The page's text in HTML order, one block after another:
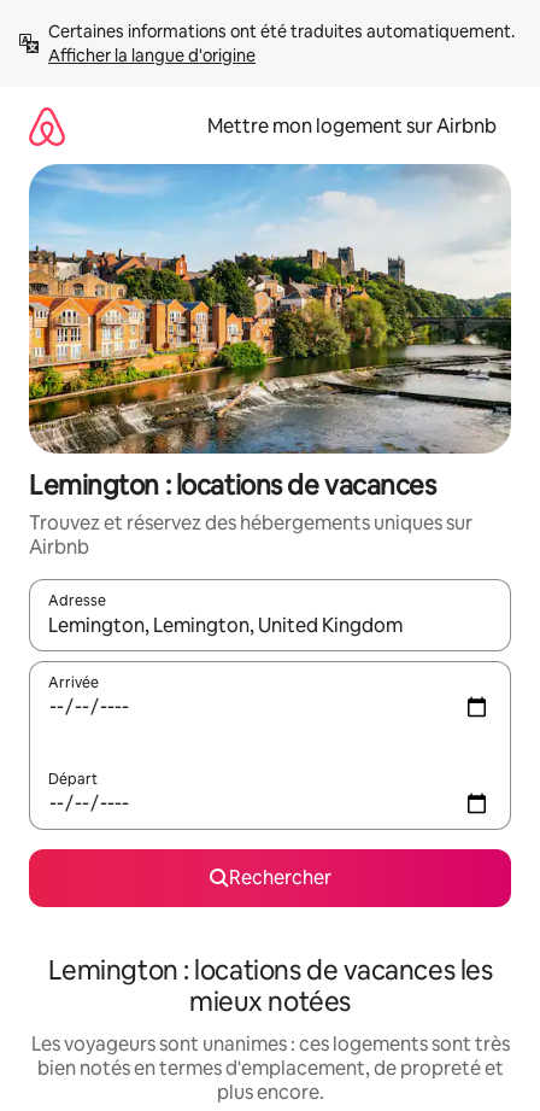
directement
Afficher la langue d'origine
Mettre mon logement sur Airbnb
Lemington : locations de vacances
Trouvez et réservez des hébergements uniques sur
Airbnb
Adresse
Lorsque les résultats s'affichent, utilisez les flèches vers le
Arrivée
Départ
Rechercher
Lemington : locations de vacances les
mieux notées
Les voyageurs sont unanimes : ces logements sont très
bien notés en termes d'emplacement, de propreté et
plus encore.